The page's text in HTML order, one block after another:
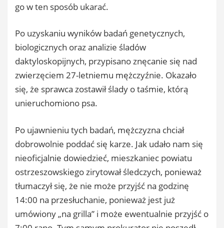
go w ten sposób ukarać.
Po uzyskaniu wyników badań genetycznych,
biologicznych oraz analizie śladów
daktyloskopijnych, przypisano znęcanie się nad
zwierzęciem 27-letniemu mężczyźnie. Okazało
się, że sprawca zostawił ślady o taśmie, którą
unieruchomiono psa.
Po ujawnieniu tych badań, mężczyzna chciał
dobrowolnie poddać się karze. Jak udało nam się
nieoficjalnie dowiedzieć, mieszkaniec powiatu
ostrzeszowskiego zirytował śledczych, ponieważ
tłumaczył się, że nie może przyjść na godzinę
14:00 na przesłuchanie, ponieważ jest już
umówiony „na grilla” i może ewentualnie przyjść o